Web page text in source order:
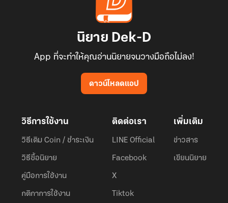
นิยาย Dek-D
App ที่จะทำให้คุณอ่านนิยายจนวางมือถือไม่ลง!
ดาวน์โหลดแอป
วิธีการใช้งาน
วิธีเติม Coin / ชำระเงิน
วิธีซื้อนิยาย
คู่มือการใช้งาน
กติกาการใช้งาน
ติดต่อเรา
LINE Official
Facebook
X
Tiktok
เพิ่มเติม
ข่าวสาร
เขียนนิยาย